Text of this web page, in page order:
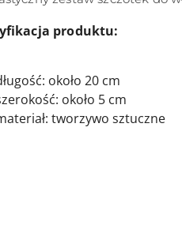
produktu:
około 20 cm
około 5 cm
tworzywo sztuczne